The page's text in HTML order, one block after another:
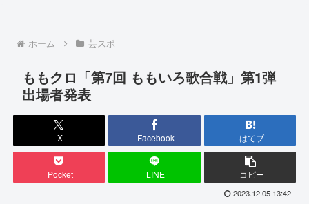
ホーム 芸スポ
ももクロ「第7回 ももいろ歌合戦」第1弾
出場者発表
X Facebook はてブ
Pocket LINE コピー
2023.12.05 13:42